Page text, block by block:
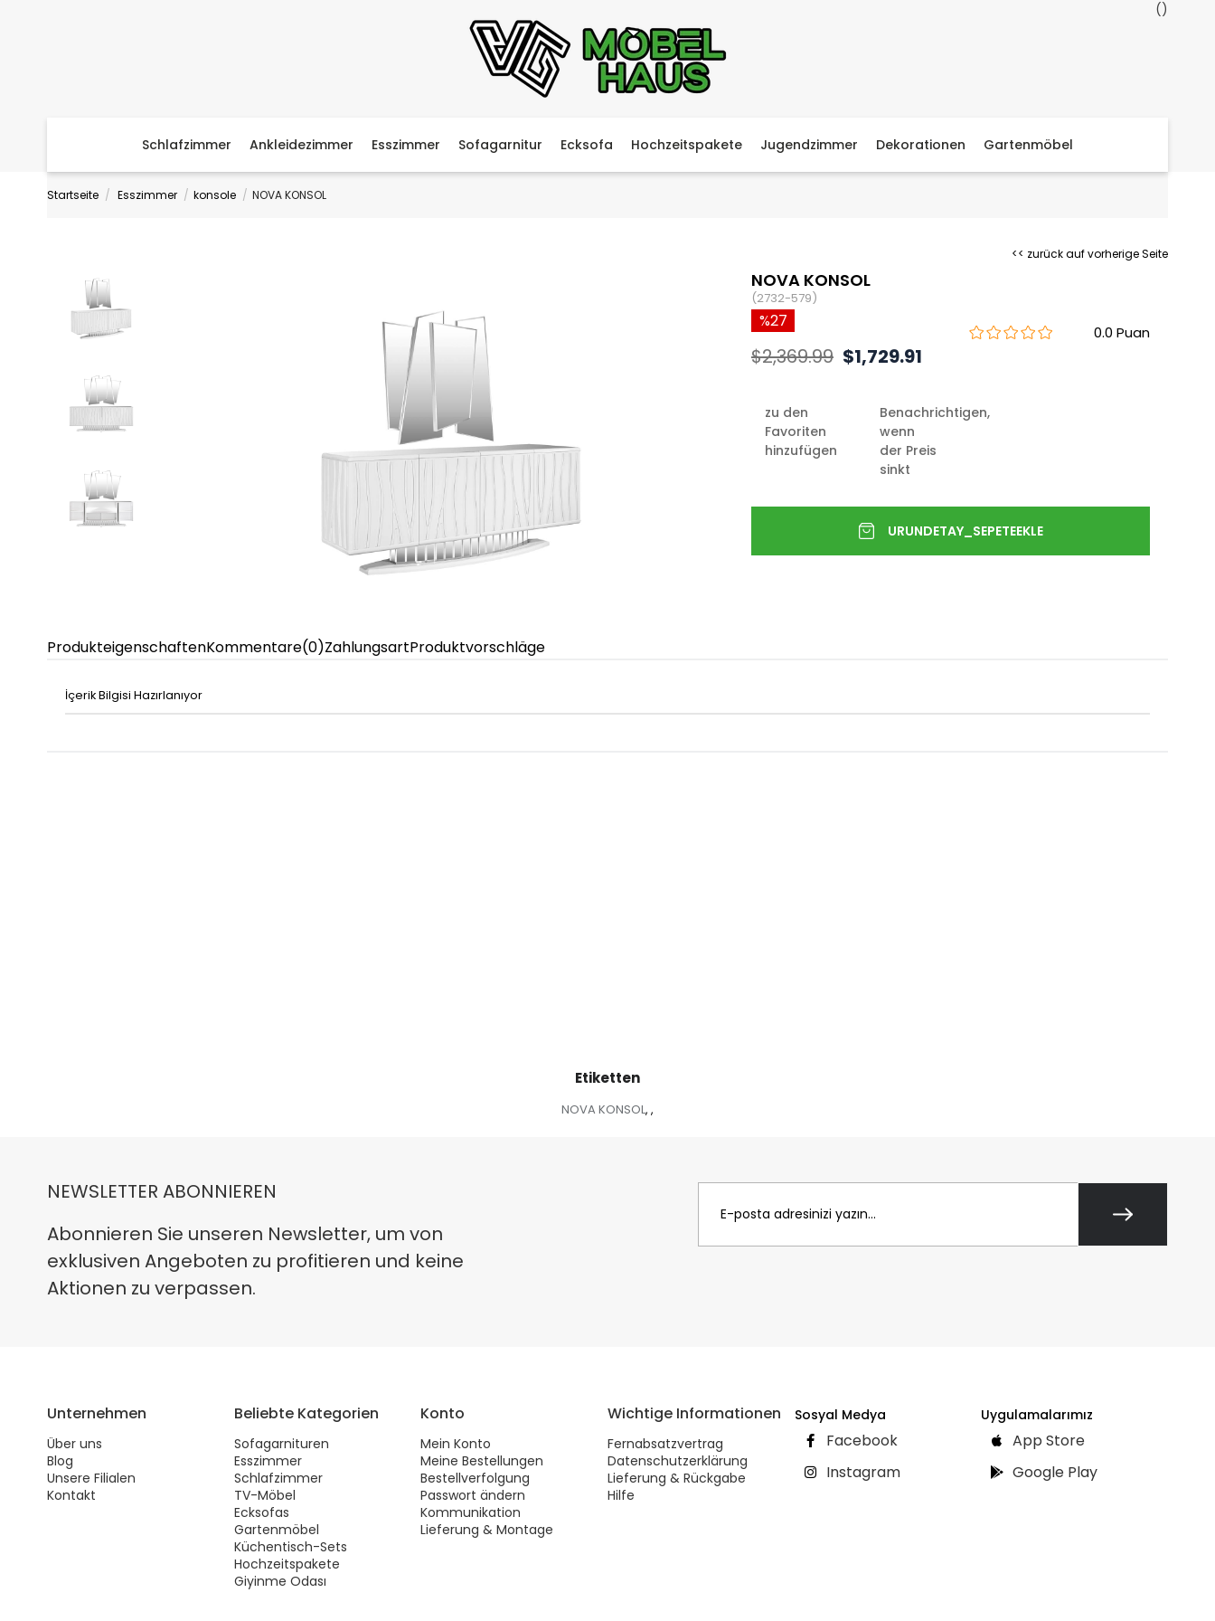
Schlafzimmer Ankleidezimmer Esszimmer Sofagarnitur Ecksofa Hochzeitspakete Jugendzimmer Dekorationen Gartenmöbel
Startseite Esszimmer konsole NOVA KONSOL
<< zurück auf vorherige Seite
NOVA KONSOL
(2732-579)
0.0
27
$2,369.99 $1,729.91
zu den
Favoriten
hinzufügen
Benachrichtigen,
wenn
der Preis
sinkt
ProdukteigenschaftenKommentare(0)ZahlungsartProduktvorschläge
İçerik Bilgisi Hazırlanıyor
Etiketten
NOVA KONSOL, ,
NEWSLETTER ABONNIEREN
Abonnieren Sie unseren Newsletter, um von
exklusiven Angeboten zu profitieren und keine
Aktionen zu verpassen.
Unternehmen
Über uns
Blog
Unsere Filialen
Kontakt
Beliebte Kategorien
Sofagarnituren
Esszimmer
Schlafzimmer
TV-Möbel
Ecksofas
Gartenmöbel
Küchentisch-Sets
Hochzeitspakete
Giyinme Odası
Konto
Mein Konto
Meine Bestellungen
Bestellverfolgung
Passwort ändern
Kommunikation
Lieferung & Montage
Wichtige Informationen
Fernabsatzvertrag
Datenschutzerklärung
Lieferung & Rückgabe
Hilfe
Sosyal Medya
Facebook
Instagram
Uygulamalarımız
App Store
Google Play